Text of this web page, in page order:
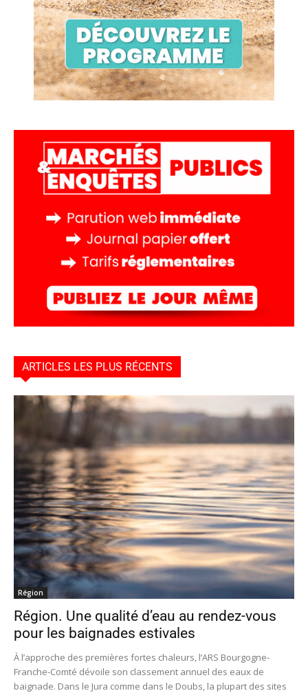
ARTICLES LES PLUS RÉCENTS
Région
Région. Une qualité d’eau au rendez-vous
pour les baignades estivales
À l’approche des premières fortes chaleurs, l’ARS Bourgogne-
Franche-Comté dévoile son classement annuel des eaux de
baignade. Dans le Jura comme dans le Doubs, la plupart des sites